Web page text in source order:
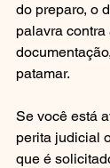
do preparo, o
palavra contra
patamar.
Se você está
perita judicial
que é